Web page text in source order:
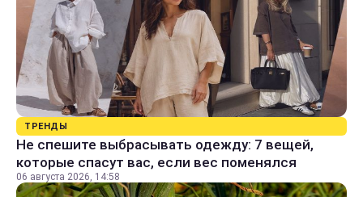
ТРЕНДЫ
Не спешите выбрасывать одежду: 7 вещей,
которые спасут вас, если вес поменялся
06 августа 2026, 14:58